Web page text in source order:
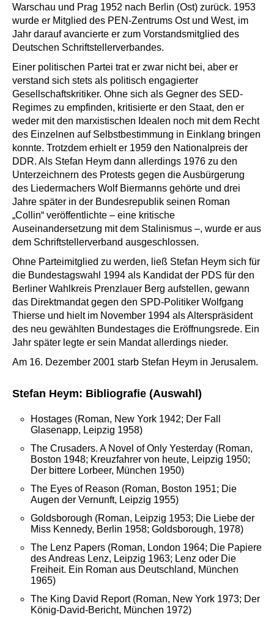
Warschau und Prag 1952 nach Berlin (Ost) zurück. 1953
wurde er Mitglied des PEN-Zentrums Ost und West, im
Jahr darauf avancierte er zum Vorstandsmitglied des
Deutschen Schriftstellerverbandes.
Einer politischen Partei trat er zwar nicht bei, aber er
verstand sich stets als politisch engagierter
Gesellschaftskritiker. Ohne sich als Gegner des SED-
Regimes zu empfinden, kritisierte er den Staat, den er
weder mit den marxistischen Idealen noch mit dem Recht
des Einzelnen auf Selbstbestimmung in Einklang bringen
konnte. Trotzdem erhielt er 1959 den Nationalpreis der
DDR. Als Stefan Heym dann allerdings 1976 zu den
Unterzeichnern des Protests gegen die Ausbürgerung
des Liedermachers Wolf Biermanns gehörte und drei
Jahre später in der Bundesrepublik seinen Roman
„Collin“ veröffentlichte – eine kritische
Auseinandersetzung mit dem Stalinismus –, wurde er aus
dem Schriftstellerverband ausgeschlossen.
Ohne Parteimitglied zu werden, ließ Stefan Heym sich für
die Bundestagswahl 1994 als Kandidat der PDS für den
Berliner Wahlkreis Prenzlauer Berg aufstellen, gewann
das Direktmandat gegen den SPD-Politiker Wolfgang
Thierse und hielt im November 1994 als Alterspräsident
des neu gewählten Bundestages die Eröffnungsrede. Ein
Jahr später legte er sein Mandat allerdings nieder.
Am 16. Dezember 2001 starb Stefan Heym in Jerusalem.
Stefan Heym: Bibliografie (Auswahl)
Hostages (Roman, New York 1942; Der Fall
Glasenapp, Leipzig 1958)
The Crusaders. A Novel of Only Yesterday (Roman,
Boston 1948; Kreuzfahrer von heute, Leipzig 1950;
Der bittere Lorbeer, München 1950)
The Eyes of Reason (Roman, Boston 1951; Die
Augen der Vernunft, Leipzig 1955)
Goldsborough (Roman, Leipzig 1953; Die Liebe der
Miss Kennedy, Berlin 1958; Goldsborough, 1978)
The Lenz Papers (Roman, London 1964; Die Papiere
des Andreas Lenz, Leipzig 1963; Lenz oder Die
Freiheit. Ein Roman aus Deutschland, München
1965)
The King David Report (Roman, New York 1973; Der
König-David-Bericht, München 1972)